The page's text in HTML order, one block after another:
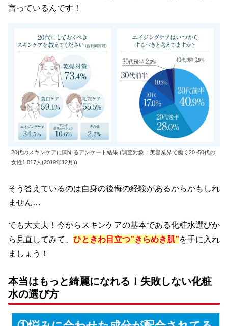
言っているんです！
20代のスキンケアに関するアンケート結果 (調査対象：美容業界で働く20~50代の
女性1,017人(2019年12月))
そう答えているのは自身の後悔の経験があるからかもしれ
ません…
でも大丈夫！今からスキンケアの基本である化粧水選びか
ら見直してみて、 ひときわ目立つ”きらめき肌”を手に入れ
ましょう！
本当はもっと綺麗になれる！失敗しない化粧
水の選び方